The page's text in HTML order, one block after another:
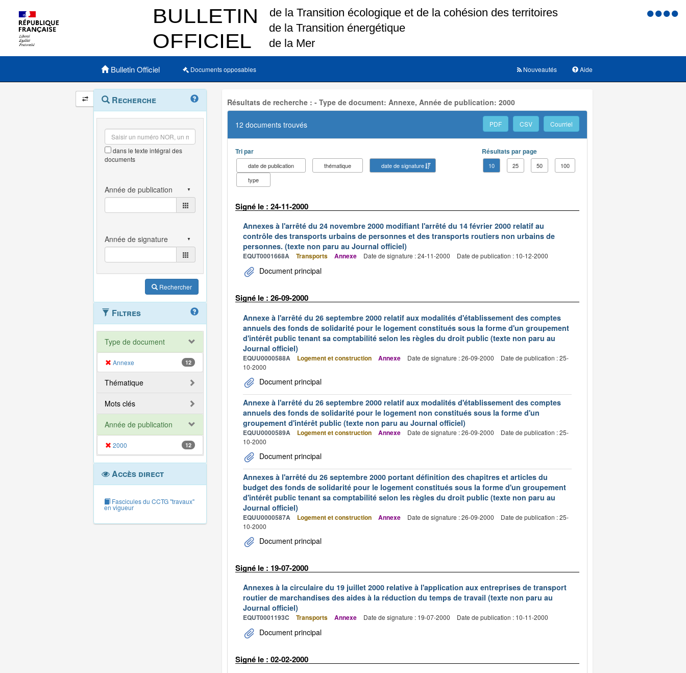
Menu
Menu principal
Bulletin Officiel Documents opposables Aide
Nouveautés
Navigation
et
outils
annexes
Menu
contextuel
Recherche
dans le texte intégral des
documents
Rechercher
Filtres
Type de document
Annexe 12
Thématique
Mots clés
Année de publication
2000 12
Accès direct
Fascicules du CCTG "travaux"
en vigueur
Résultats de recherche : - Type de document: Annexe, Année de publication: 2000
12 documents trouvés PDF CSV Courriel
Tri par
date de publication thématique
date de signature
type
Résultats par page
10 25 50 100
Signé le : 24-11-2000
Annexes à l'arrêté du 24 novembre 2000 modifiant l'arrêté du 14 février 2000 relatif au
contrôle des transports urbains de personnes et des transports routiers non urbains de
personnes. (texte non paru au Journal officiel)
EQUT0001668A Transports Annexe Date de signature : 24-11-2000 Date de publication : 10-12-2000
Document principal
Signé le : 26-09-2000
Annexe à l'arrêté du 26 septembre 2000 relatif aux modalités d'établissement des comptes
annuels des fonds de solidarité pour le logement constitués sous la forme d'un groupement
d'intérêt public tenant sa comptabilité selon les règles du droit public (texte non paru au
Journal officiel)
EQUU0000588A Logement et construction Annexe Date de signature : 26-09-2000
Date de publication : 25-
10-2000
Document principal
Annexe à l'arrêté du 26 septembre 2000 relatif aux modalités d'établissement des comptes
annuels des fonds de solidarité pour le logement non constitués sous la forme d'un
groupement d'intérêt public (texte non paru au Journal officiel)
EQUU0000589A Logement et construction Annexe Date de signature : 26-09-2000
Date de publication : 25-
10-2000
Document principal
Annexes à l'arrêté du 26 septembre 2000 portant définition des chapitres et articles du
budget des fonds de solidarité pour le logement constitués sous la forme d'un groupement
d'intérêt public tenant sa comptabilité selon les règles du droit public (texte non paru au
Journal officiel)
EQUU0000587A Logement et construction Annexe Date de signature : 26-09-2000
Date de publication : 25-
10-2000
Document principal
Signé le : 19-07-2000
Annexes à la circulaire du 19 juillet 2000 relative à l'application aux entreprises de transport
routier de marchandises des aides à la réduction du temps de travail (texte non paru au
Journal officiel)
EQUT0001193C Transports Annexe Date de signature : 19-07-2000 Date de publication : 10-11-2000
Document principal
Signé le : 02-02-2000